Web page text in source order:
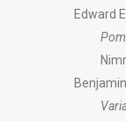
Edward